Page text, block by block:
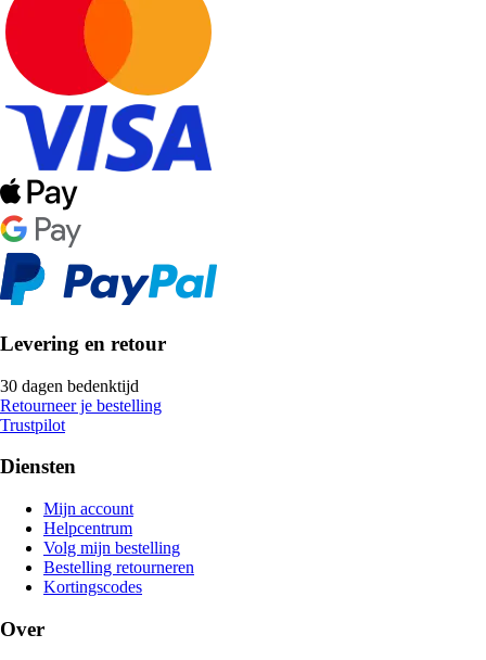
Levering en retour
30 dagen bedenktijd
Retourneer je bestelling
Trustpilot
Diensten
Mijn account
Helpcentrum
Volg mijn bestelling
Bestelling retourneren
Kortingscodes
Over